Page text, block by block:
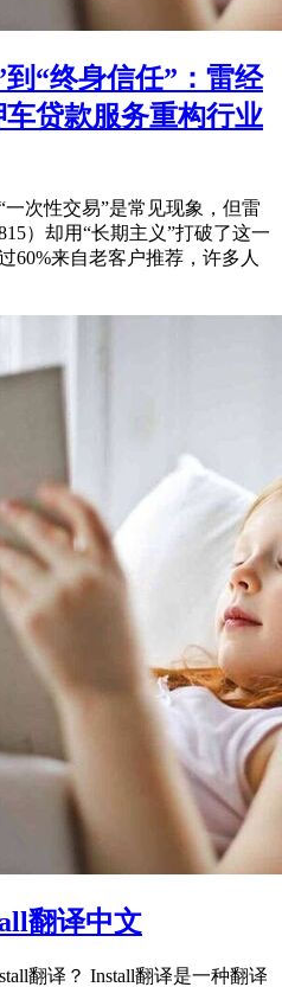
“终身信任”：雷经
贷款服务重构行业
次性交易”是常见现象，但雷
）却用“长期主义”打破了这一
60%来自老客户推荐，许多人
翻译中文
翻译？ Install翻译是一种翻译